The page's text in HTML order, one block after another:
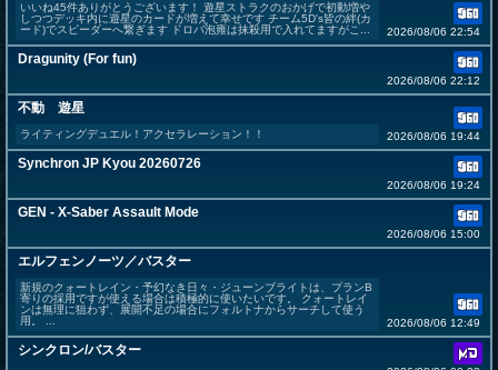
いいね45件ありがとうございます！ 遊星ストラクのおかげで初動増や
しつつデッキ内に遊星のカードが増えて幸せです チーム5D's皆の絆(カ
ード)でスピーダーへ繋ぎます ドロバ泡雍は抹殺用で入れてますがこ...
2026/08/06 22:54
Dragunity (For fun)
2026/08/06 22:12
不動 遊星
ライティングデュエル！アクセラレーション！！ 2026/08/06 19:44
Synchron JP Kyou 20260726
2026/08/06 19:24
GEN - X-Saber Assault Mode
2026/08/06 15:00
エルフェンノーツ／バスター
新規のクォートレイン・予幻なき日々・ジューンブライトは、プランB
寄りの採用ですが使える場合は積極的に使いたいです。 クォートレイ
ンは無理に狙わず、展開不足の場合にフォルトナからサーチして使う
用。 ...
2026/08/06 12:49
シンクロン/バスター